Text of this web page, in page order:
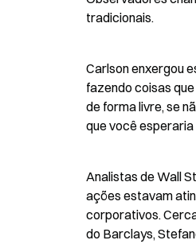
tradicionais.
Carlson enxergou
fazendo coisas
de forma livre, se
que você
Analistas de Wall
ações estavam
corporativos.
do Barclays,